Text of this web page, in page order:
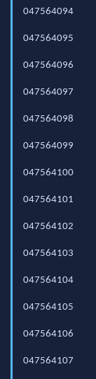
047564094
047564095
047564096
047564097
047564098
047564099
047564100
047564101
047564102
047564103
047564104
047564105
047564106
047564107